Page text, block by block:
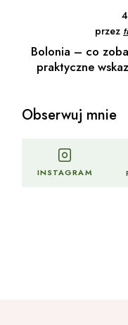
przez
Bolonia – co
praktyczne
Obserwuj mnie
INSTAGRAM